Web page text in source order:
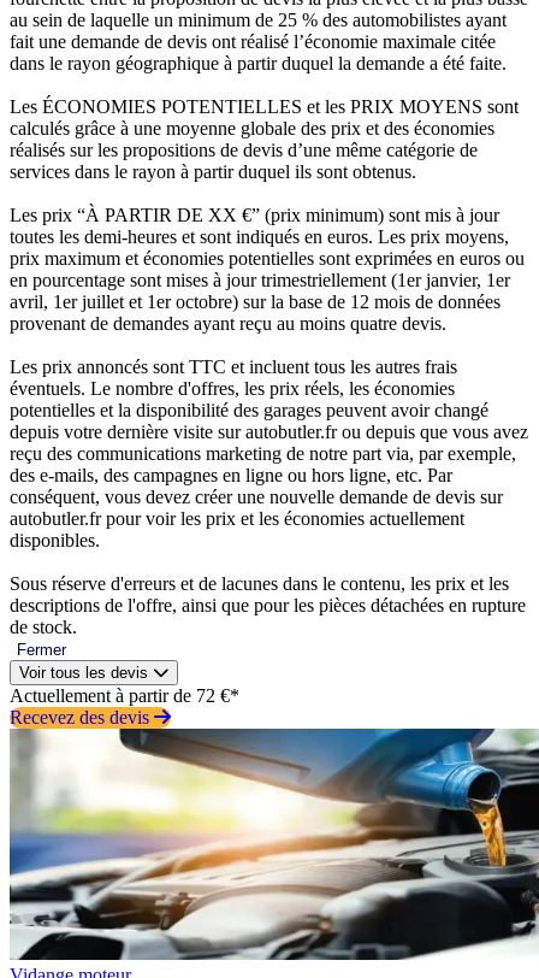
au sein de laquelle un minimum de 25 % des automobilistes ayant
fait une demande de devis ont réalisé l’économie maximale citée
dans le rayon géographique à partir duquel la demande a été faite.
Les ÉCONOMIES POTENTIELLES et les PRIX MOYENS sont
calculés grâce à une moyenne globale des prix et des économies
réalisés sur les propositions de devis d’une même catégorie de
services dans le rayon à partir duquel ils sont obtenus.
Les prix “À PARTIR DE XX €” (prix minimum) sont mis à jour
toutes les demi-heures et sont indiqués en euros. Les prix moyens,
prix maximum et économies potentielles sont exprimées en euros ou
en pourcentage sont mises à jour trimestriellement (1er janvier, 1er
avril, 1er juillet et 1er octobre) sur la base de 12 mois de données
provenant de demandes ayant reçu au moins quatre devis.
Les prix annoncés sont TTC et incluent tous les autres frais
éventuels. Le nombre d'offres, les prix réels, les économies
potentielles et la disponibilité des garages peuvent avoir changé
depuis votre dernière visite sur autobutler.fr ou depuis que vous avez
reçu des communications marketing de notre part via, par exemple,
des e-mails, des campagnes en ligne ou hors ligne, etc. Par
conséquent, vous devez créer une nouvelle demande de devis sur
autobutler.fr pour voir les prix et les économies actuellement
disponibles.
Sous réserve d'erreurs et de lacunes dans le contenu, les prix et les
descriptions de l'offre, ainsi que pour les pièces détachées en rupture
de stock.
Fermer
Voir tous les devis
Actuellement à partir de 72 €*
Recevez des devis